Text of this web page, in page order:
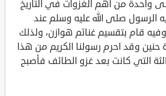
واحدة من أهم الغزوات في التاريخ
الرسول صلى الله عليه وسلم عند
قام بتقسيم غنائم هوازن، ولذلك
وقد احرم رسولنا الكريم من هذا
التي كانت بعد غزو الطائف فأصبح